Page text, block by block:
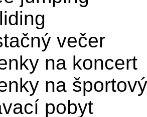
večer
na koncert
na
pobyt